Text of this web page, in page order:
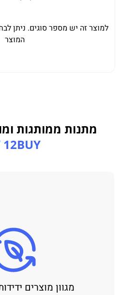
למוצר זה יש מספר סוגים. ניתן
המוצר
מתנות ממותגות
12BUY />
מגוון מוצרים